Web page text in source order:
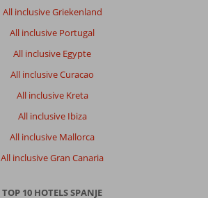
All inclusive Griekenland
All inclusive Portugal
All inclusive Egypte
All inclusive Curacao
All inclusive Kreta
All inclusive Ibiza
All inclusive Mallorca
All inclusive Gran Canaria
TOP 10 HOTELS SPANJE